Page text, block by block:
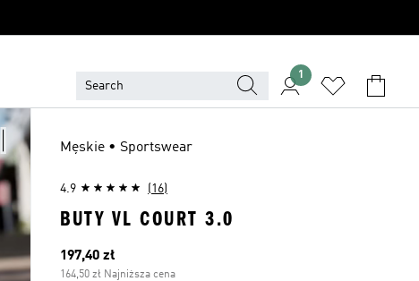
1
Męskie • Sportswear
4.9 (16)
BUTY VL COURT 3.0
Bieżąca cena
197,40 zł
164,50 zł Najniższa cena